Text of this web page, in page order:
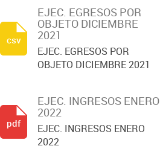
EJEC. EGRESOS POR
OBJETO DICIEMBRE
2021
EJEC. EGRESOS POR
OBJETO DICIEMBRE 2021
csv
EJEC. INGRESOS ENERO
2022
EJEC. INGRESOS ENERO
2022
pdf